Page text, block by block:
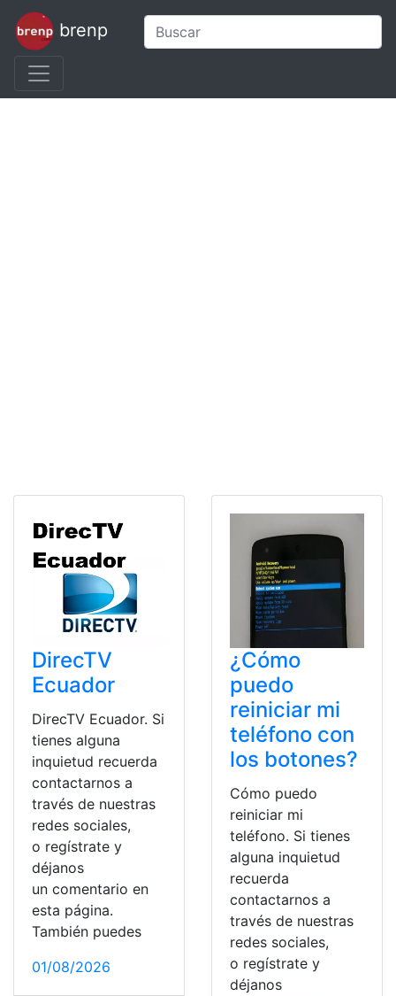
brenp
DirecTV
Ecuador
DirecTV Ecuador. Si
tienes alguna
inquietud recuerda
contactarnos a
través de nuestras
redes sociales,
o regístrate y
déjanos
un comentario en
esta página.
También puedes
01/08/2026
¿Cómo
puedo
reiniciar mi
teléfono con
los botones?
Cómo puedo
reiniciar mi
teléfono. Si tienes
alguna inquietud
recuerda
contactarnos a
través de nuestras
redes sociales,
o regístrate y
déjanos